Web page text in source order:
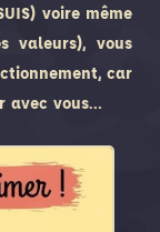
voire même
valeurs), vous
car
avec vous…